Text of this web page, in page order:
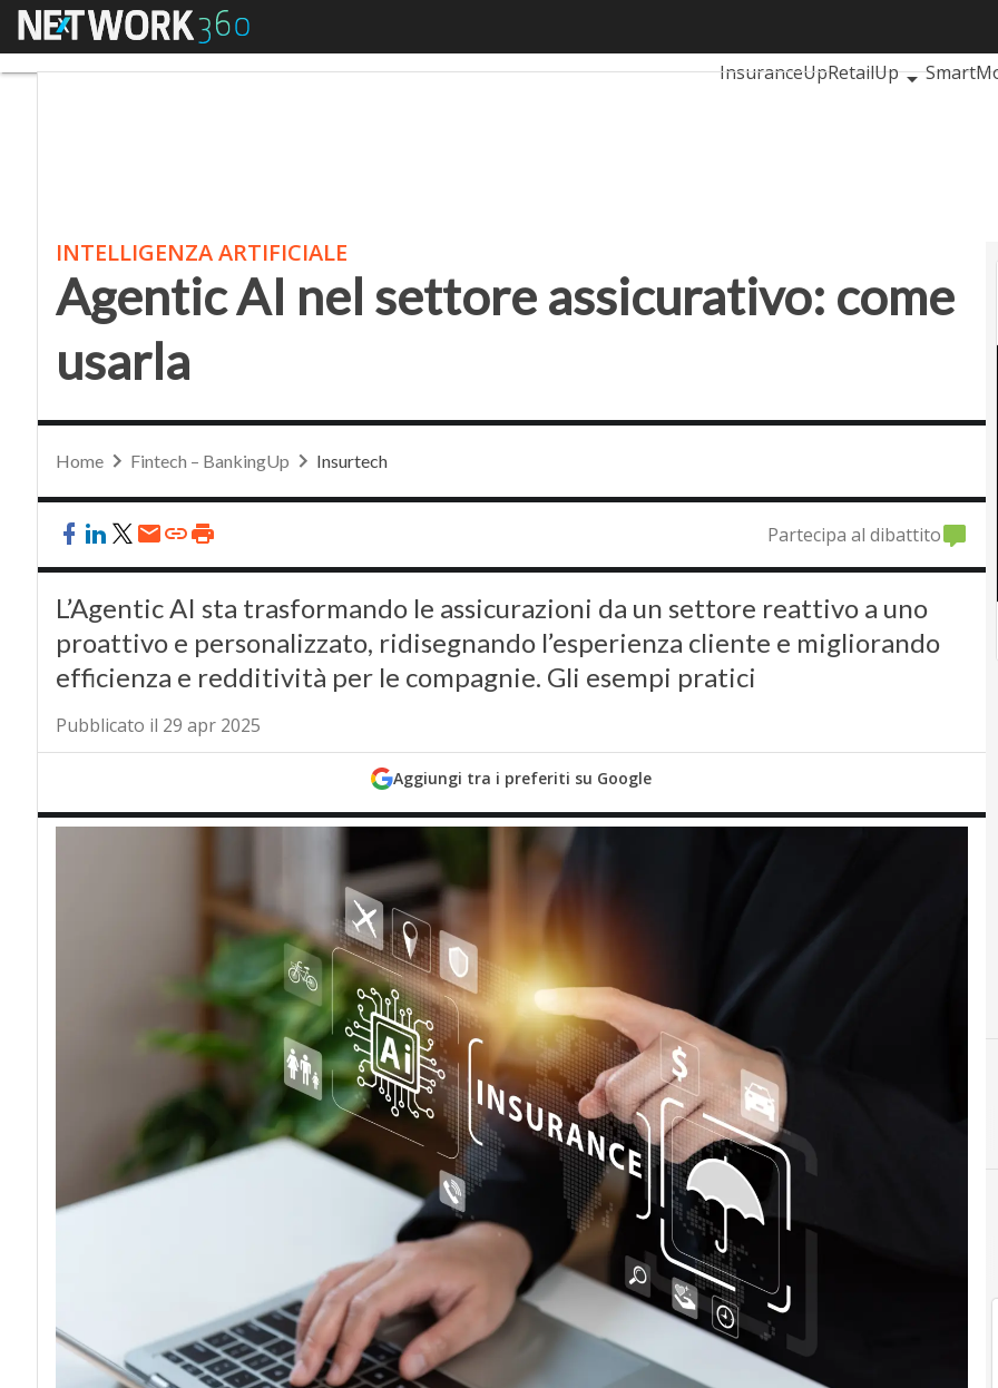
Menu
InsuranceUpRetailUp
INTELLIGENZA ARTIFICIALE
Agentic AI nel settore assicurativo: come
usarla
Home Fintech – BankingUp Insurtech
Partecipa al dibattito
L’Agentic AI sta trasformando le assicurazioni da un settore reattivo a uno
proattivo e personalizzato, ridisegnando l’esperienza cliente e migliorando
efficienza e redditività per le compagnie. Gli esempi pratici
Pubblicato il 29 apr 2025
Aggiungi tra i preferiti su Google